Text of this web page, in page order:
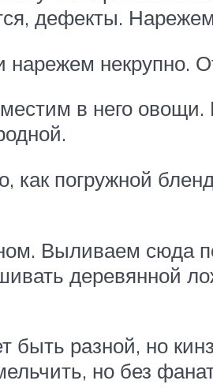
дефекты. Нарежем
некрупно.
в него овощи.
как погружной
Выливаем сюда
деревянной
разной, но
но без